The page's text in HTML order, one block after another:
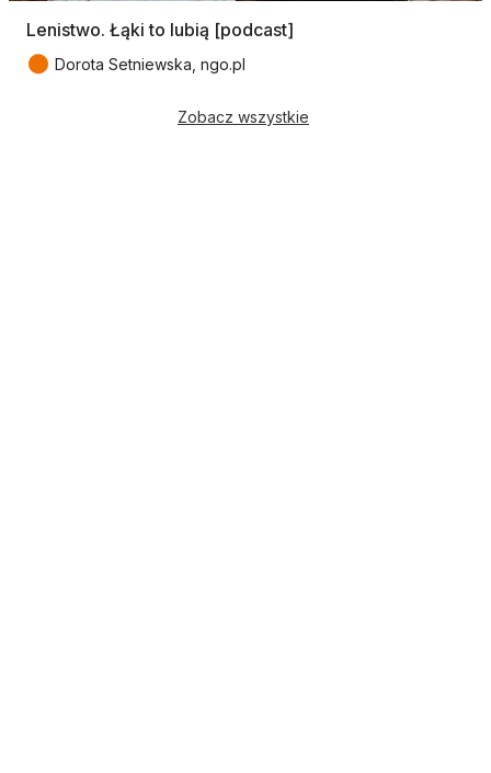
Lenistwo. Łąki to lubią [podcast]
● Dorota Setniewska, ngo.pl
Zobacz wszystkie